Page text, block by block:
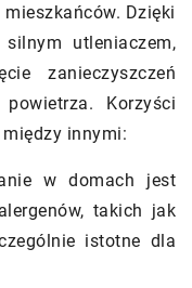
Dzięki
utleniaczem,
zanieczyszczeń
Korzyści
innymi:
w domach jest
takich jak
istotne dla